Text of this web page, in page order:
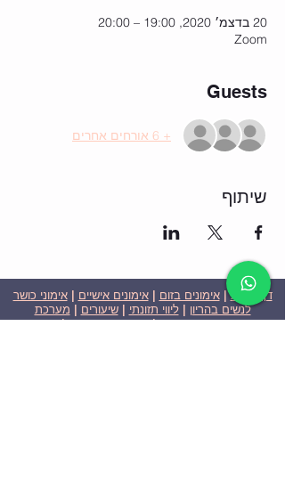
20 בדצמ׳ 2020, 19:00 – 20:00
Zoom
Guests
+ 6 אורחים אחרים
שיתוף
דף הבית|אימונים בזום |אימונים אישיים |אימוני כושר
לנשים בהריון |ליווי תזונתי |שיעורים | מערכת
שבועית-אימונים בזום|תוכניות ומחירים|סרטוני